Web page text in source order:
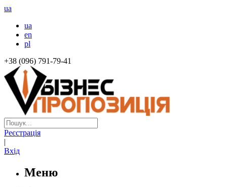
ua
ua
en
pl
+38 (096) 791-79-41
Реєстрація
|
Вхід
Меню